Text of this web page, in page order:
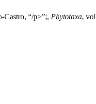
Castro, “/p>”;, Phytotaxa,